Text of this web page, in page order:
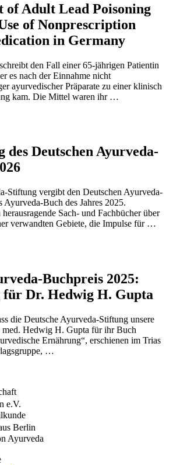
of Adult Lead Poisoning
of Nonprescription
in Germany
den Fall einer 65-jährigen Patientin
es nach der Einnahme nicht
ayurvedischer Präparate zu einer klinisch
kam. Die Mittel waren ihr …
des Deutschen Ayurveda-
Stiftung vergibt den Deutschen Ayurveda-
Ayurveda-Buch des Jahres 2025.
Sach- und Fachbücher über
verwandten Gebiete, die Impulse für …
Buchpreis 2025:
für Dr. Hedwig H. Gupta
die Deutsche Ayurveda-Stiftung unsere
med. Hedwig H. Gupta für ihr Buch
Ernährung“, erschienen im Trias
…
e.V.
Berlin
Ayurveda